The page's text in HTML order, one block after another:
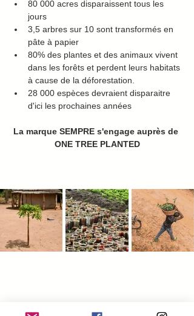
80 000 acres disparaissent tous les
jours
3,5 arbres sur 10 sont transformés en
pâte à papier
80% des plantes et des animaux vivent
dans les forêts et perdent leurs habitats
à cause de la déforestation.
28 000 espèces devraient disparaitre
d'ici les prochaines années
La marque SEMPRE s'engage auprès de
ONE TREE PLANTED